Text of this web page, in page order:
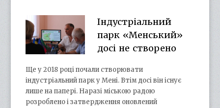
Індустріальний
парк «Менський»
досі не створено
Ще у 2018 році почали створювати
індустріальний парк у Мені. Втім досі він існує
лише на папері. Наразі міською радою
розроблено і затвердження оновлений